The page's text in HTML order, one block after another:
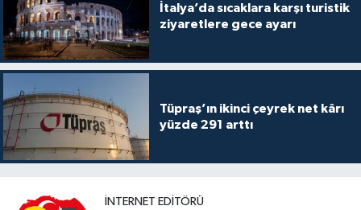
İtalya’da sıcaklara karşı turistik
ziyaretlere gece ayarı
Tüpraş’ın ikinci çeyrek net kârı
yüzde 291 arttı
İNTERNET EDITÖRÜ